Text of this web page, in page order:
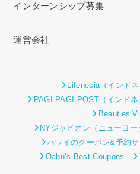
インターンシップ募集
運営会社
Lifenesia（インドネ
PAGI PAGI POST（インドネ
Beauties
NYジャピオン（ニューヨー
ハワイのクーポン&予約サ
Oahu’s Best Coupons